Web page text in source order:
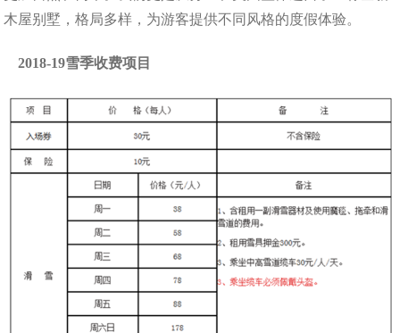
木屋别墅，格局多样，为游客提供不同风格的度假体验。
2018-19雪季收费项目